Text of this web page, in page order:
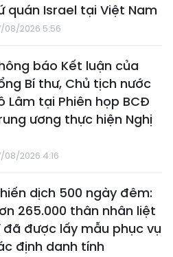
quán Israel tại Việt Nam
08/2026 5:56
báo Kết luận của
Bí thư, Chủ tịch nước
Lâm tại Phiên họp BCĐ
ương thực hiện Nghị
08/2026 4:16
dịch 500 ngày đêm:
265.000 thân nhân liệt
đã được lấy mẫu phục vụ
định danh tính